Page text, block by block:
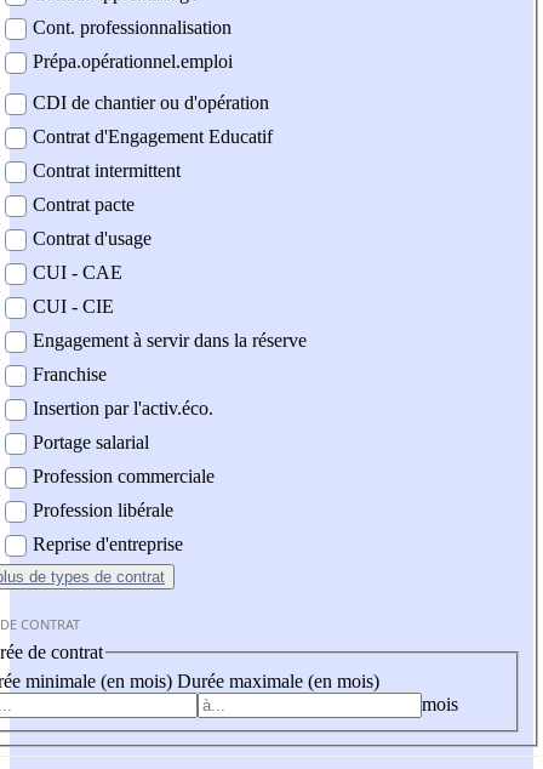
Cont. professionnalisation
Prépa.opérationnel.emploi
CDI de chantier ou d'opération
Contrat d'Engagement Educatif
Contrat intermittent
Contrat pacte
Contrat d'usage
CUI - CAE
CUI - CIE
Engagement à servir dans la réserve
Franchise
Insertion par l'activ.éco.
Portage salarial
Profession commerciale
Profession libérale
Reprise d'entreprise
de types de contrat
CONTRAT
de contrat
minimale (en mois) Durée maximale (en mois)
mois